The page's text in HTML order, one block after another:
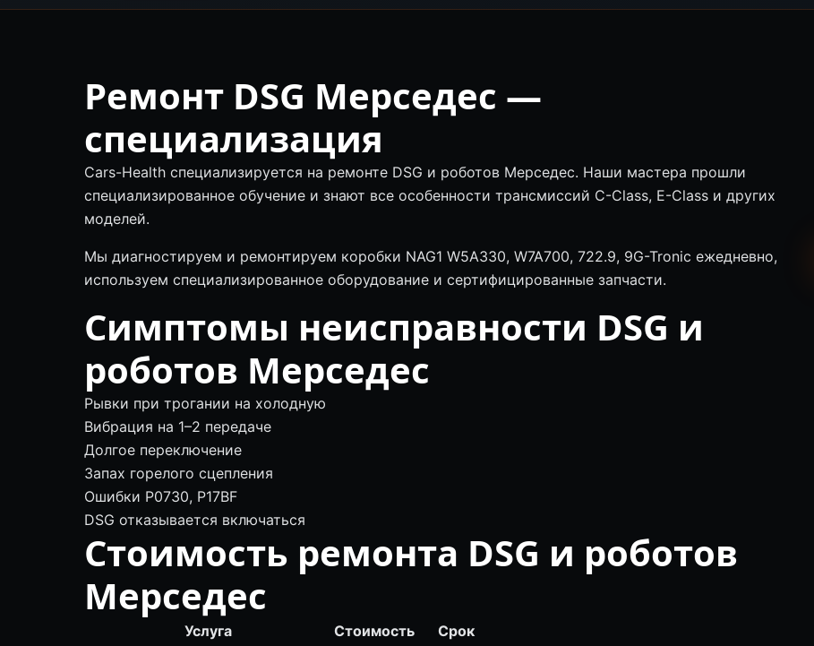
Ремонт DSG Мерседес —
специализация
Cars-Health специализируется на ремонте DSG и роботов Мерседес. Наши мастера прошли
специализированное обучение и знают все особенности трансмиссий C-Class, E-Class и других
моделей.
Мы диагностируем и ремонтируем коробки NAG1 W5A330, W7A700, 722.9, 9G-Tronic ежедневно,
используем специализированное оборудование и сертифицированные запчасти.
Симптомы неисправности DSG и
роботов Мерседес
Рывки при трогании на холодную
Вибрация на 1–2 передаче
Долгое переключение
Запах горелого сцепления
Ошибки P0730, P17BF
DSG отказывается включаться
Стоимость ремонта DSG и роботов
Мерседес
Услуга Стоимость
Срок